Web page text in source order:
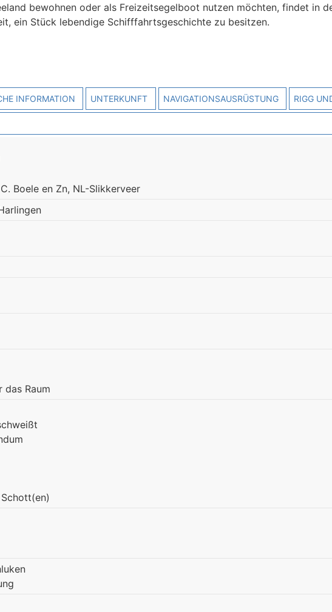
bewohnen oder als Freizeitsegelboot nutzen möchten, findet in
ein Stück lebendige Schifffahrtsgeschichte zu besitzen.
INFORMATION UNTERKUNFT NAVIGATIONSAUSRÜSTUNG RIGG
Boele en Zn, NL-Slikkerveer
das Raum